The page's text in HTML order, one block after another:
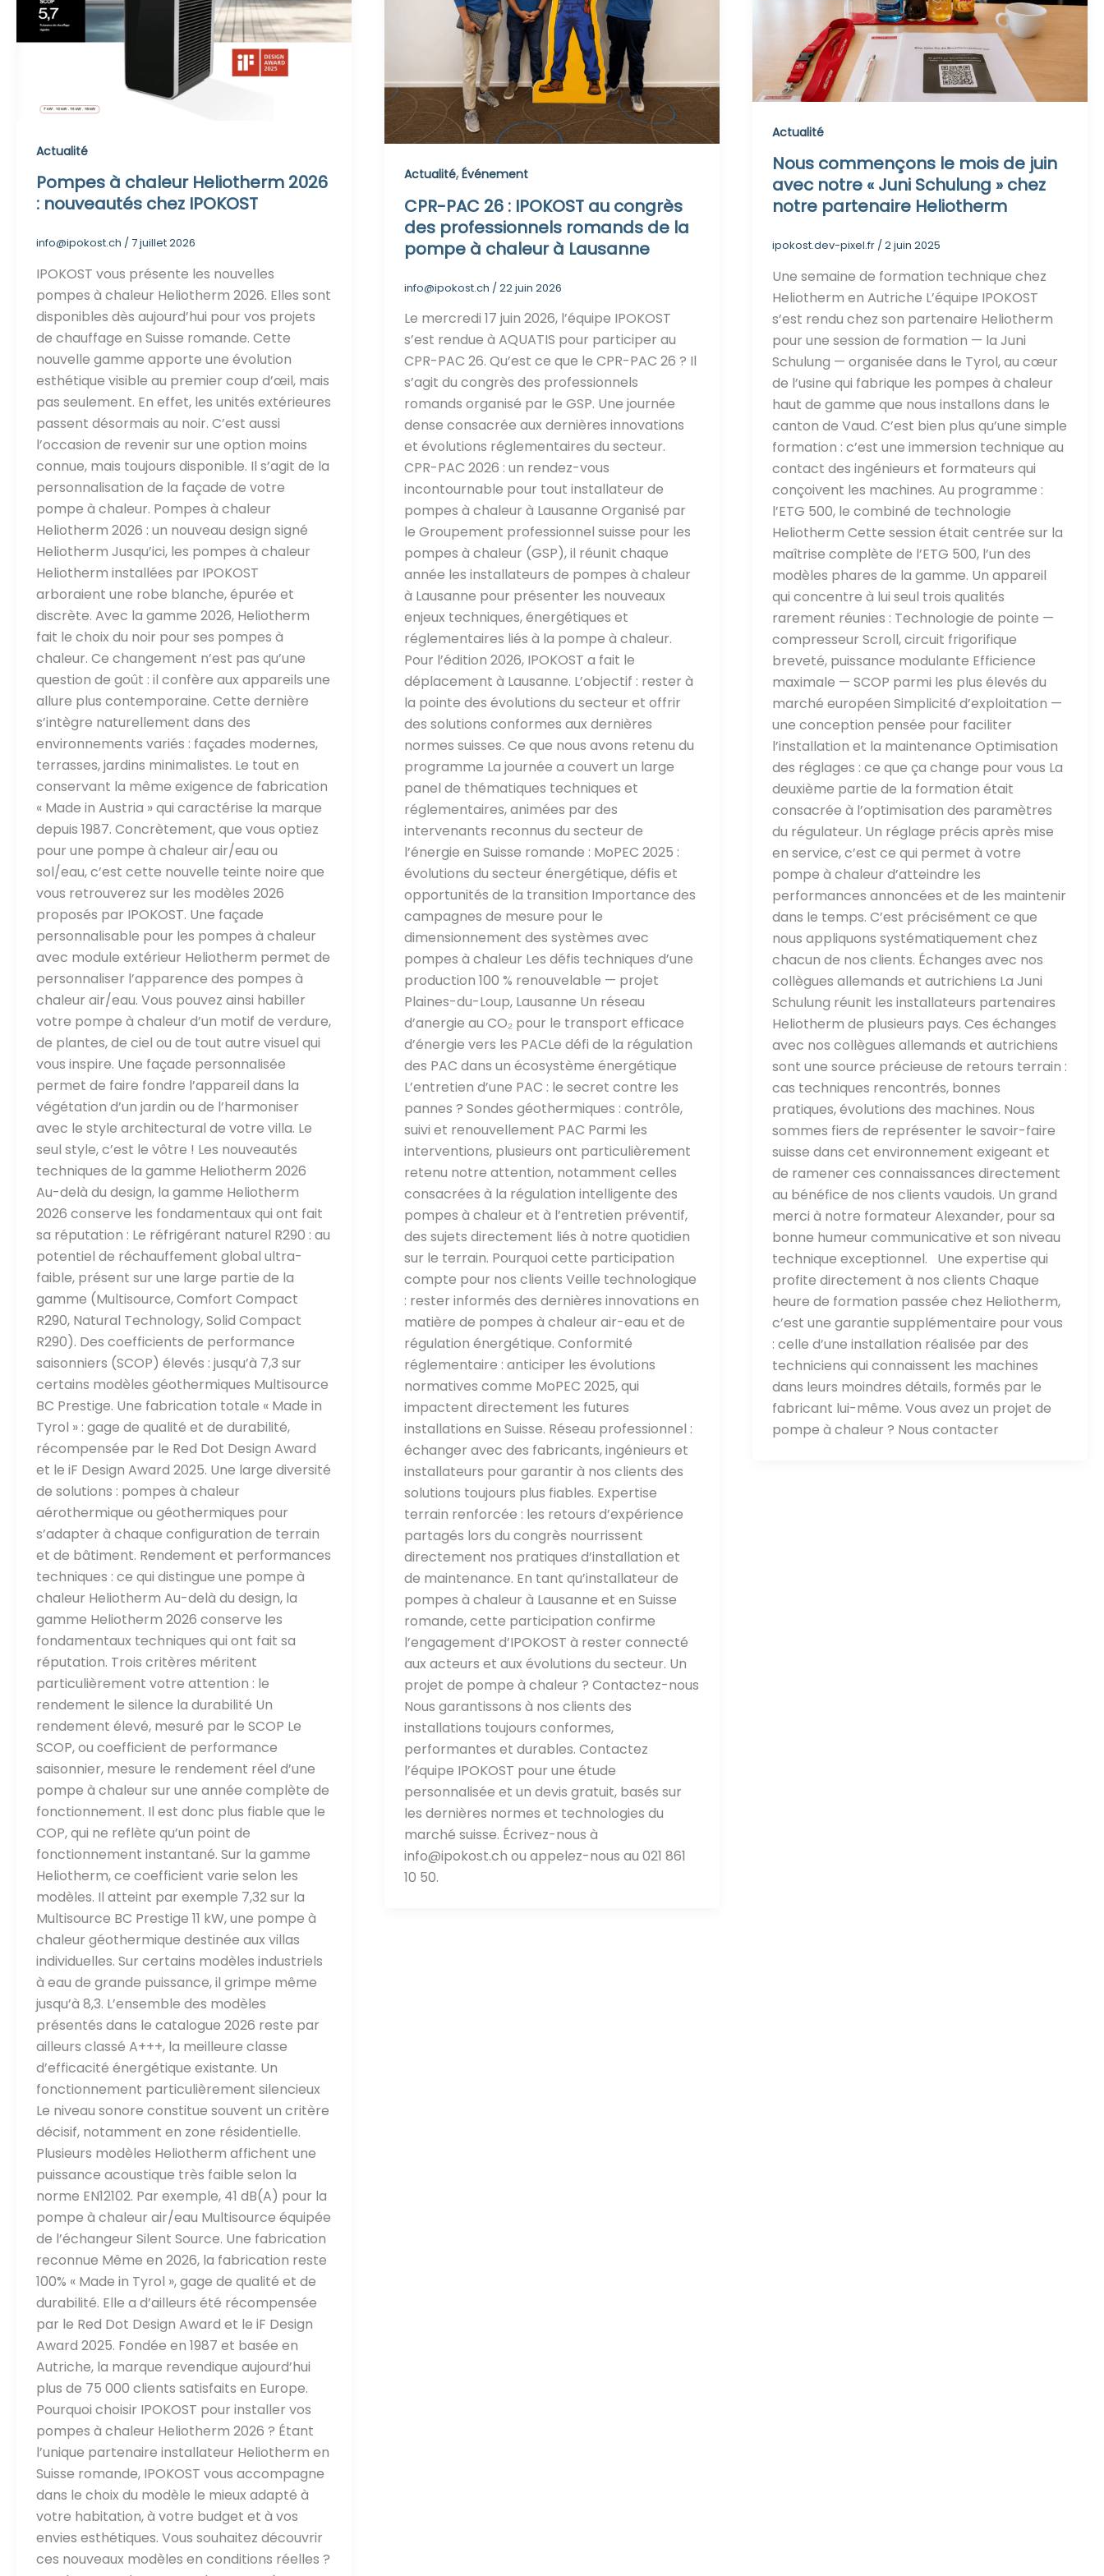
Actualité
Pompes à chaleur Heliotherm 2026
: nouveautés chez IPOKOST
info@ipokost.ch / 7 juillet 2026
IPOKOST vous présente les nouvelles
pompes à chaleur Heliotherm 2026. Elles sont
disponibles dès aujourd’hui pour vos projets
de chauffage en Suisse romande. Cette
nouvelle gamme apporte une évolution
esthétique visible au premier coup d’œil, mais
pas seulement. En effet, les unités extérieures
passent désormais au noir. C’est aussi
l’occasion de revenir sur une option moins
connue, mais toujours disponible. Il s’agit de la
personnalisation de la façade de votre
pompe à chaleur. Pompes à chaleur
Heliotherm 2026 : un nouveau design signé
Heliotherm Jusqu’ici, les pompes à chaleur
Heliotherm installées par IPOKOST
arboraient une robe blanche, épurée et
discrète. Avec la gamme 2026, Heliotherm
fait le choix du noir pour ses pompes à
chaleur. Ce changement n’est pas qu’une
question de goût : il confère aux appareils une
allure plus contemporaine. Cette dernière
s’intègre naturellement dans des
environnements variés : façades modernes,
terrasses, jardins minimalistes. Le tout en
conservant la même exigence de fabrication
« Made in Austria » qui caractérise la marque
depuis 1987. Concrètement, que vous optiez
pour une pompe à chaleur air/eau ou
sol/eau, c’est cette nouvelle teinte noire que
vous retrouverez sur les modèles 2026
proposés par IPOKOST. Une façade
personnalisable pour les pompes à chaleur
avec module extérieur Heliotherm permet de
personnaliser l’apparence des pompes à
chaleur air/eau. Vous pouvez ainsi habiller
votre pompe à chaleur d’un motif de verdure,
de plantes, de ciel ou de tout autre visuel qui
vous inspire. Une façade personnalisée
permet de faire fondre l’appareil dans la
végétation d’un jardin ou de l’harmoniser
avec le style architectural de votre villa. Le
seul style, c’est le vôtre ! Les nouveautés
techniques de la gamme Heliotherm 2026
Au-delà du design, la gamme Heliotherm
2026 conserve les fondamentaux qui ont fait
sa réputation : Le réfrigérant naturel R290 : au
potentiel de réchauffement global ultra-
faible, présent sur une large partie de la
gamme (Multisource, Comfort Compact
R290, Natural Technology, Solid Compact
R290). Des coefficients de performance
saisonniers (SCOP) élevés : jusqu’à 7,3 sur
certains modèles géothermiques Multisource
BC Prestige. Une fabrication totale « Made in
Tyrol » : gage de qualité et de durabilité,
récompensée par le Red Dot Design Award
et le iF Design Award 2025. Une large diversité
de solutions : pompes à chaleur
aérothermique ou géothermiques pour
s’adapter à chaque configuration de terrain
et de bâtiment. Rendement et performances
techniques : ce qui distingue une pompe à
chaleur Heliotherm Au-delà du design, la
gamme Heliotherm 2026 conserve les
fondamentaux techniques qui ont fait sa
réputation. Trois critères méritent
particulièrement votre attention : le
rendement le silence la durabilité Un
rendement élevé, mesuré par le SCOP Le
SCOP, ou coefficient de performance
saisonnier, mesure le rendement réel d’une
pompe à chaleur sur une année complète de
fonctionnement. Il est donc plus fiable que le
COP, qui ne reflète qu’un point de
fonctionnement instantané. Sur la gamme
Heliotherm, ce coefficient varie selon les
modèles. Il atteint par exemple 7,32 sur la
Multisource BC Prestige 11 kW, une pompe à
chaleur géothermique destinée aux villas
individuelles. Sur certains modèles industriels
à eau de grande puissance, il grimpe même
jusqu’à 8,3. L’ensemble des modèles
présentés dans le catalogue 2026 reste par
ailleurs classé A+++, la meilleure classe
d’efficacité énergétique existante. Un
fonctionnement particulièrement silencieux
Le niveau sonore constitue souvent un critère
décisif, notamment en zone résidentielle.
Plusieurs modèles Heliotherm affichent une
puissance acoustique très faible selon la
norme EN12102. Par exemple, 41 dB(A) pour la
pompe à chaleur air/eau Multisource équipée
de l’échangeur Silent Source. Une fabrication
reconnue Même en 2026, la fabrication reste
100% « Made in Tyrol », gage de qualité et de
durabilité. Elle a d’ailleurs été récompensée
par le Red Dot Design Award et le iF Design
Award 2025. Fondée en 1987 et basée en
Autriche, la marque revendique aujourd’hui
plus de 75 000 clients satisfaits en Europe.
Pourquoi choisir IPOKOST pour installer vos
pompes à chaleur Heliotherm 2026 ? Étant
l’unique partenaire installateur Heliotherm en
Suisse romande, IPOKOST vous accompagne
dans le choix du modèle le mieux adapté à
votre habitation, à votre budget et à vos
envies esthétiques. Vous souhaitez découvrir
ces nouveaux modèles en conditions réelles ?
Actualité,Événement
CPR-PAC 26 : IPOKOST au congrès
des professionnels romands de la
pompe à chaleur à Lausanne
info@ipokost.ch /22 juin 2026
Le mercredi 17 juin 2026, l’équipe IPOKOST
s’est rendue à AQUATIS pour participer au
CPR-PAC 26. Qu’est ce que le CPR-PAC 26 ? Il
s’agit du congrès des professionnels
romands organisé par le GSP. Une journée
dense consacrée aux dernières innovations
et évolutions réglementaires du secteur.
CPR-PAC 2026 : un rendez-vous
incontournable pour tout installateur de
pompes à chaleur à Lausanne Organisé par
le Groupement professionnel suisse pour les
pompes à chaleur (GSP), il réunit chaque
année les installateurs de pompes à chaleur
à Lausanne pour présenter les nouveaux
enjeux techniques, énergétiques et
réglementaires liés à la pompe à chaleur.
Pour l’édition 2026, IPOKOST a fait le
déplacement à Lausanne. L’objectif : rester à
la pointe des évolutions du secteur et offrir
des solutions conformes aux dernières
normes suisses. Ce que nous avons retenu du
programme La journée a couvert un large
panel de thématiques techniques et
réglementaires, animées par des
intervenants reconnus du secteur de
l’énergie en Suisse romande : MoPEC 2025 :
évolutions du secteur énergétique, défis et
opportunités de la transition Importance des
campagnes de mesure pour le
dimensionnement des systèmes avec
pompes à chaleur Les défis techniques d’une
production 100 % renouvelable — projet
Plaines-du-Loup, Lausanne Un réseau
d’anergie au CO₂ pour le transport efficace
d’énergie vers les PACLe défi de la régulation
des PAC dans un écosystème énergétique
L’entretien d’une PAC : le secret contre les
pannes ? Sondes géothermiques : contrôle,
suivi et renouvellement PAC Parmi les
interventions, plusieurs ont particulièrement
retenu notre attention, notamment celles
consacrées à la régulation intelligente des
pompes à chaleur et à l’entretien préventif,
des sujets directement liés à notre quotidien
sur le terrain. Pourquoi cette participation
compte pour nos clients Veille technologique
: rester informés des dernières innovations en
matière de pompes à chaleur air-eau et de
régulation énergétique. Conformité
réglementaire : anticiper les évolutions
normatives comme MoPEC 2025, qui
impactent directement les futures
installations en Suisse. Réseau professionnel :
échanger avec des fabricants, ingénieurs et
installateurs pour garantir à nos clients des
solutions toujours plus fiables. Expertise
terrain renforcée : les retours d’expérience
partagés lors du congrès nourrissent
directement nos pratiques d’installation et
de maintenance. En tant qu’installateur de
pompes à chaleur à Lausanne et en Suisse
romande, cette participation confirme
l’engagement d’IPOKOST à rester connecté
aux acteurs et aux évolutions du secteur. Un
projet de pompe à chaleur ? Contactez-nous
Nous garantissons à nos clients des
installations toujours conformes,
performantes et durables. Contactez
l’équipe IPOKOST pour une étude
personnalisée et un devis gratuit, basés sur
les dernières normes et technologies du
marché suisse. Écrivez-nous à
info@ipokost.ch ou appelez-nous au 021 861
10 50.
Actualité
Nous commençons le mois de juin
avec notre « Juni Schulung » chez
notre partenaire Heliotherm
ipokost.dev-pixel.fr / 2 juin 2025
Une semaine de formation technique chez
Heliotherm en Autriche L’équipe IPOKOST
s’est rendu chez son partenaire Heliotherm
pour une session de formation — la Juni
Schulung — organisée dans le Tyrol, au cœur
de l’usine qui fabrique les pompes à chaleur
haut de gamme que nous installons dans le
canton de Vaud. C’est bien plus qu’une simple
formation : c’est une immersion technique au
contact des ingénieurs et formateurs qui
conçoivent les machines. Au programme :
l’ETG 500, le combiné de technologie
Heliotherm Cette session était centrée sur la
maîtrise complète de l’ETG 500, l’un des
modèles phares de la gamme. Un appareil
qui concentre à lui seul trois qualités
rarement réunies : Technologie de pointe —
compresseur Scroll, circuit frigorifique
breveté, puissance modulante Efficience
maximale — SCOP parmi les plus élevés du
marché européen Simplicité d’exploitation —
une conception pensée pour faciliter
l’installation et la maintenance Optimisation
des réglages : ce que ça change pour vous La
deuxième partie de la formation était
consacrée à l’optimisation des paramètres
du régulateur. Un réglage précis après mise
en service, c’est ce qui permet à votre
pompe à chaleur d’atteindre les
performances annoncées et de les maintenir
dans le temps. C’est précisément ce que
nous appliquons systématiquement chez
chacun de nos clients. Échanges avec nos
collègues allemands et autrichiens La Juni
Schulung réunit les installateurs partenaires
Heliotherm de plusieurs pays. Ces échanges
avec nos collègues allemands et autrichiens
sont une source précieuse de retours terrain :
cas techniques rencontrés, bonnes
pratiques, évolutions des machines. Nous
sommes fiers de représenter le savoir-faire
suisse dans cet environnement exigeant et
de ramener ces connaissances directement
au bénéfice de nos clients vaudois. Un grand
merci à notre formateur Alexander, pour sa
bonne humeur communicative et son niveau
technique exceptionnel. Une expertise qui
profite directement à nos clients Chaque
heure de formation passée chez Heliotherm,
c’est une garantie supplémentaire pour vous
: celle d’une installation réalisée par des
techniciens qui connaissent les machines
dans leurs moindres détails, formés par le
fabricant lui-même. Vous avez un projet de
pompe à chaleur ? Nous contacter